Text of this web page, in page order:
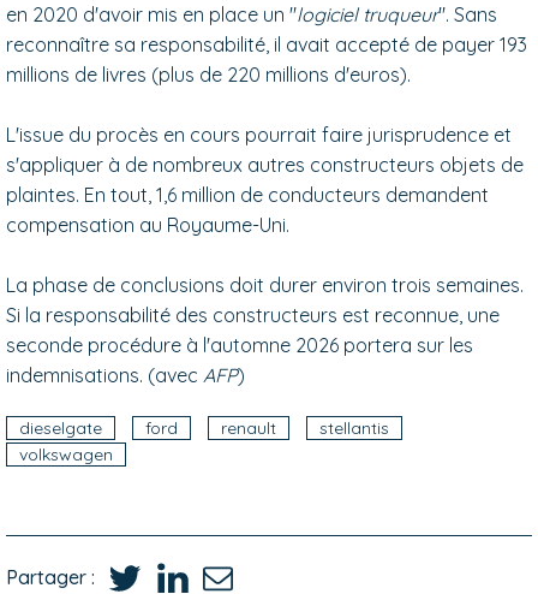
en 2020 d'avoir mis en place un "logiciel truqueur". Sans
reconnaître sa responsabilité, il avait accepté de payer 193
millions de livres (plus de 220 millions d'euros).
L'issue du procès en cours pourrait faire jurisprudence et
s'appliquer à de nombreux autres constructeurs objets de
plaintes. En tout, 1,6 million de conducteurs demandent
compensation au Royaume-Uni.
La phase de conclusions doit durer environ trois semaines.
Si la responsabilité des constructeurs est reconnue, une
seconde procédure à l'automne 2026 portera sur les
indemnisations. (avec AFP)
dieselgate ford renault
stellantis
volkswagen
Partager :